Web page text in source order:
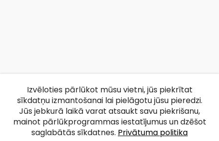
Izvēloties pārlūkot mūsu vietni, jūs piekrītat
sīkdatņu izmantošanai lai pielāgotu jūsu pieredzi.
Jūs jebkurā laikā varat atsaukt savu piekrišanu,
mainot pārlūkprogrammas iestatījumus un dzēšot
saglabātās sīkdatnes. Privātuma politika